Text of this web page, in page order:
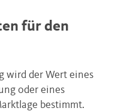
für den
wird der Wert eines
oder eines
bestimmt.